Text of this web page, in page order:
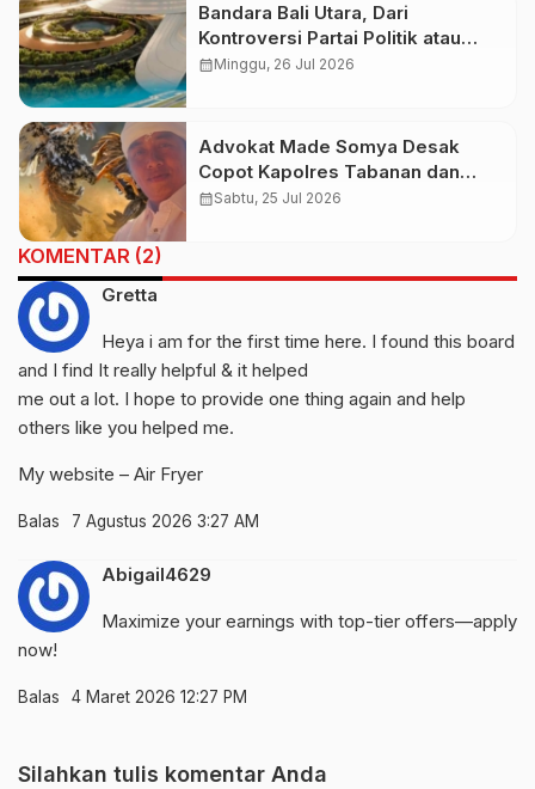
Bandara Bali Utara, Dari
Kontroversi Partai Politik atau
Menuju Prioritas Nasional
calendar_monthMinggu, 26 Jul 2026
Advokat Made Somya Desak
Copot Kapolres Tabanan dan
Kapolsek Baturiti Usai Amuk
calendar_monthSabtu, 25 Jul 2026
KOMENTAR (2)
Gretta
Heya i am for the first time here. I found this board
and I find It really helpful & it helped
me out a lot. I hope to provide one thing again and help
others like you helped me.
My website – Air Fryer
Balas 7 Agustus 2026 3:27 AM
Abigail4629
Maximize your earnings with top-tier offers—apply
now!
Balas 4 Maret 2026 12:27 PM
Silahkan tulis komentar Anda